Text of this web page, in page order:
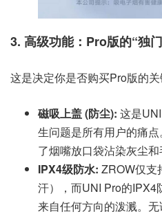
3. 高级功能：Pro版的“独
这是决定你是否购买Pro版的关
磁吸上盖 (防尘): 这是
生问题是所有用户的痛
了烟嘴放口袋沾染灰尘和
IPX4级防水: ZROW仅支
汗），而UNI Pro的IPX4
来自任何方向的泼溅。